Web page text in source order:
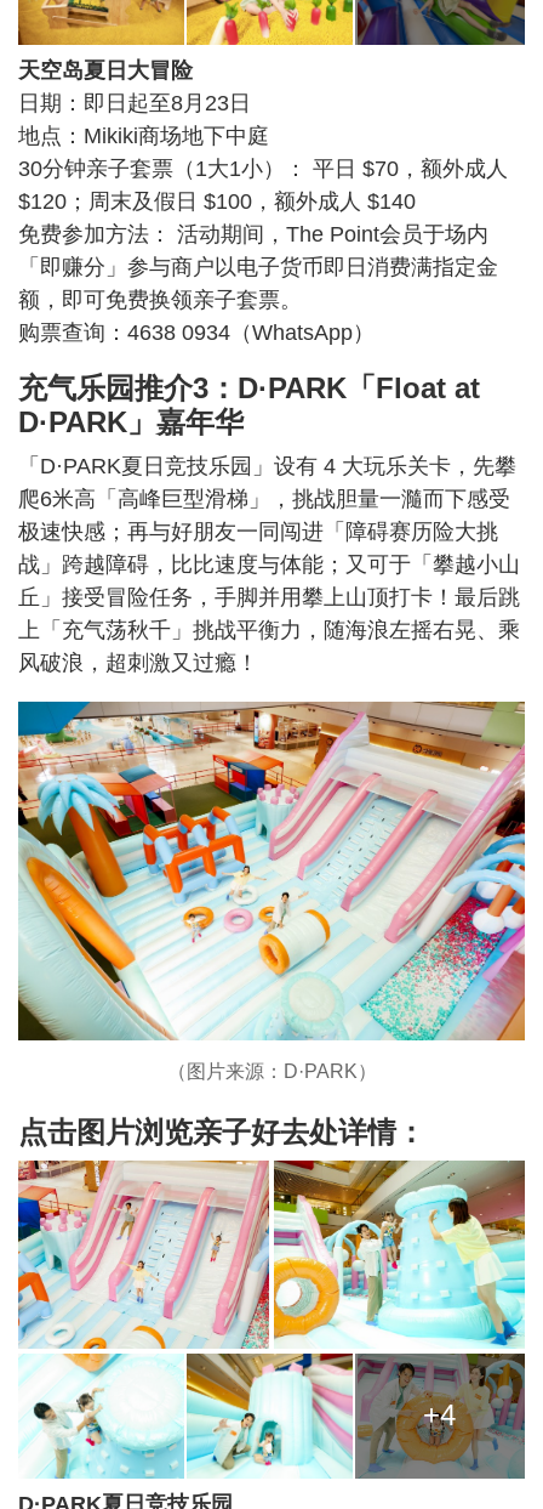
天空岛夏日大冒险
日期：即日起至8月23日
地点：Mikiki商场地下中庭
30分钟亲子套票（1大1小）： 平日 $70，额外成人
$120；周末及假日 $100，额外成人 $140
免费参加方法： 活动期间，The Point会员于场内
「即赚分」参与商户以电子货币即日消费满指定金
额，即可免费换领亲子套票。
购票查询：4638 0934（WhatsApp）
充气乐园推介3：D·PARK「Float at
D·PARK」嘉年华
「D·PARK夏日竞技乐园」设有 4 大玩乐关卡，先攀
爬6米高「高峰巨型滑梯」，挑战胆量一瀡而下感受
极速快感；再与好朋友一同闯进「障碍赛历险大挑
战」跨越障碍，比比速度与体能；又可于「攀越小山
丘」接受冒险任务，手脚并用攀上山顶打卡！最后跳
上「充气荡秋千」挑战平衡力，随海浪左摇右晃、乘
风破浪，超刺激又过瘾！
（图片来源：D·PARK）
点击图片浏览亲子好去处详情：
+4
D·PARK夏日竞技乐园